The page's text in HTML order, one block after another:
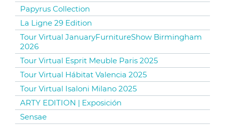
Papyrus Collection
La Ligne 29 Edition
Tour Virtual JanuaryFurnitureShow Birmingham
2026
Tour Virtual Esprit Meuble Paris 2025
Tour Virtual Hábitat Valencia 2025
Tour Virtual Isaloni Milano 2025
ARTY EDITION | Exposición
Sensae